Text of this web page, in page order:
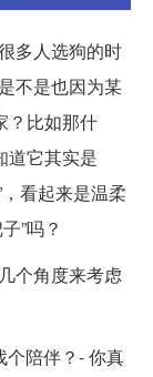
多人选狗的时
不是也因为某
？比如那什
道它其实是
看起来是温柔
”吗？
个角度来考虑
个陪伴？- 你真